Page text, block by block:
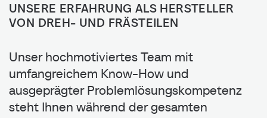
UNSERE ERFAHRUNG ALS HERSTELLER
VON DREH- UND FRÄSTEILEN
Unser hochmotiviertes Team mit
umfangreichem Know-How und
ausgeprägter Problemlösungskompetenz
steht Ihnen während der gesamten